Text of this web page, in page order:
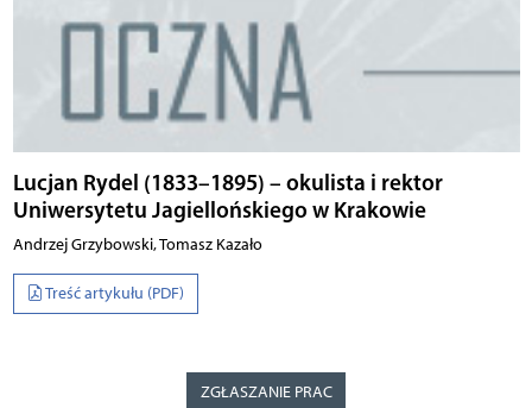
Lucjan Rydel (1833–1895) – okulista i rektor
Uniwersytetu Jagiellońskiego w Krakowie
Andrzej Grzybowski, Tomasz Kazało
Treść artykułu (PDF)
ZGŁASZANIE PRAC